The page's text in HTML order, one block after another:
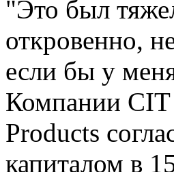
"Это был
откровенно,
если бы у
Компании CIT
Products
капиталом в